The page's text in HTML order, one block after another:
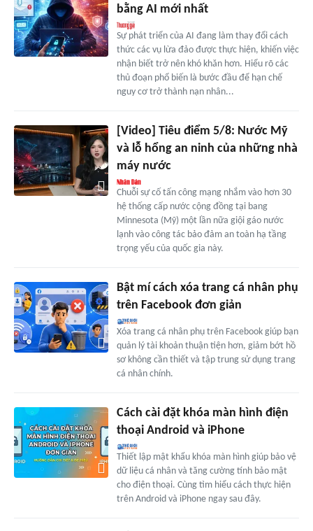
bằng AI mới nhất
Sự phát triển của AI đang làm thay đổi cách
thức các vụ lừa đảo được thực hiện, khiến việc
nhận biết trở nên khó khăn hơn. Hiểu rõ các
thủ đoạn phổ biến là bước đầu để hạn chế
nguy cơ trở thành nạn nhân...
[Video] Tiêu điểm 5/8: Nước Mỹ
và lỗ hổng an ninh của những nhà
máy nước
Chuỗi sự cố tấn công mạng nhắm vào hơn 30
hệ thống cấp nước cộng đồng tại bang
Minnesota (Mỹ) một lần nữa giội gáo nước
lạnh vào công tác bảo đảm an toàn hạ tầng
trọng yếu của quốc gia này.
Bật mí cách xóa trang cá nhân phụ
trên Facebook đơn giản
Xóa trang cá nhân phụ trên Facebook giúp bạn
quản lý tài khoản thuận tiện hơn, giảm bớt hồ
sơ không cần thiết và tập trung sử dụng trang
cá nhân chính.
Cách cài đặt khóa màn hình điện
thoại Android và iPhone
Thiết lập mật khẩu khóa màn hình giúp bảo vệ
dữ liệu cá nhân và tăng cường tính bảo mật
cho điện thoại. Cùng tìm hiểu cách thực hiện
trên Android và iPhone ngay sau đây.